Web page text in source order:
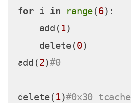
for i in range(6):
    add(
1)
    delete(
0)
add(2)#0
delete( 1)#0x30 tcache